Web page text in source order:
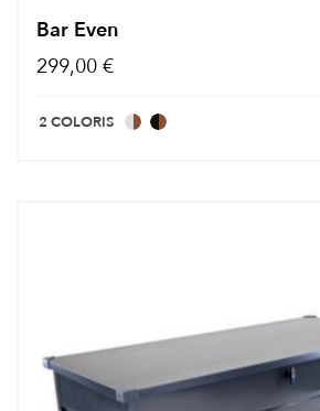
Bar Even
299,00 €
2 COLORIS